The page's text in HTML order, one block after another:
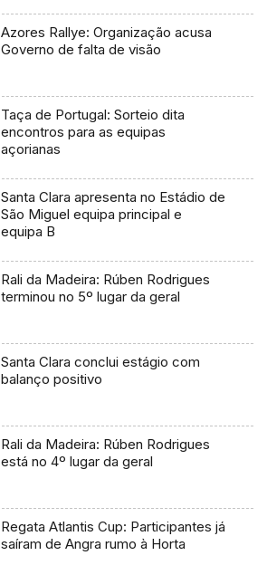
Azores Rallye: Organização acusa
Governo de falta de visão
Taça de Portugal: Sorteio dita
encontros para as equipas
açorianas
Santa Clara apresenta no Estádio de
São Miguel equipa principal e
equipa B
Rali da Madeira: Rúben Rodrigues
terminou no 5º lugar da geral
Santa Clara conclui estágio com
balanço positivo
Rali da Madeira: Rúben Rodrigues
está no 4º lugar da geral
Regata Atlantis Cup: Participantes já
saíram de Angra rumo à Horta